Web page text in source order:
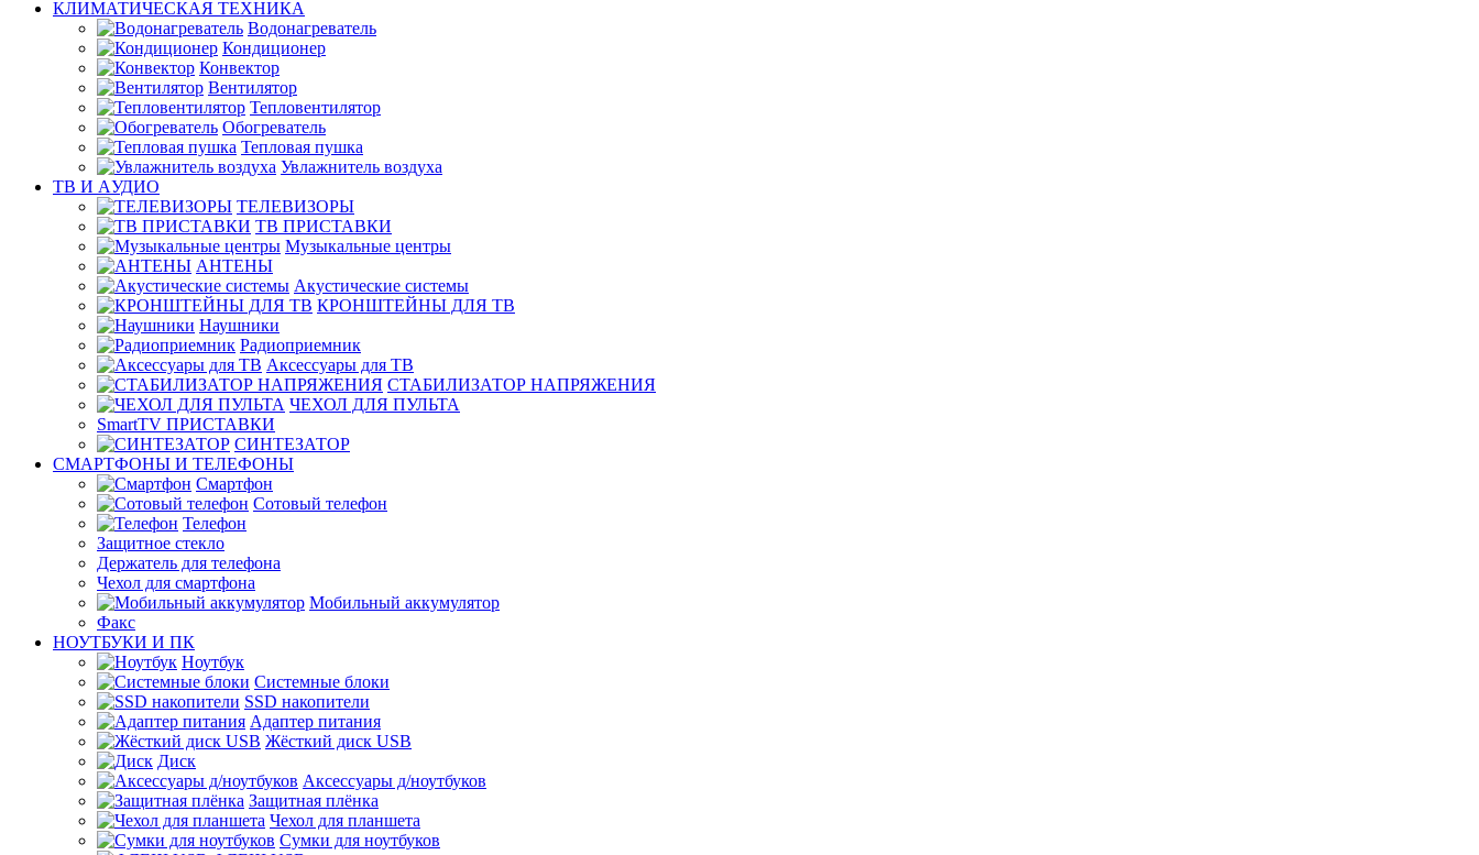
КЛИМАТИЧЕСКАЯ ТЕХНИКА
Водонагреватель
Кондиционер
Конвектор
Вентилятор
Тепловентилятор
Обогреватель
Тепловая пушка
Увлажнитель воздуха
ТВ И AУДИО
ТЕЛЕВИЗОРЫ
ТВ ПРИСТАВКИ
Музыкальные центры
АНТЕНЫ
Акустические системы
КРОНШТЕЙНЫ ДЛЯ ТВ
Наушники
Радиоприемник
Аксессуары для ТВ
СТАБИЛИЗАТОР НАПРЯЖЕНИЯ
ЧЕХОЛ ДЛЯ ПУЛЬТА
SmartTV ПРИСТАВКИ
СИНТЕЗАТОР
СМАРТФОНЫ И ТЕЛЕФОНЫ
Смартфон
Сотовый телефон
Телефон
Защитное стекло
Держатель для телефона
Чехол для смартфона
Мобильный аккумулятор
Факс
НОУТБУКИ И ПК
Ноутбук
Системные блоки
SSD накопители
Адаптер питания
Жёсткий диск USB
Диск
Аксессуары д/ноутбуков
Защитная плёнка
Чехол для планшета
Сумки для ноутбуков